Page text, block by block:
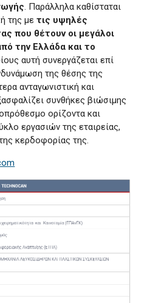
. Παράλληλα καθίσταται
της μετις υψηλές
που θέτουν οι μεγάλοι
την Ελλάδα και το
αυτή συνεργάζεται επί
της θέσης της
ανταγωνιστική και
συνθήκες βιώσιμης
ορίζοντα και
εργασιών της εταιρείας,
κερδοφορίας της.